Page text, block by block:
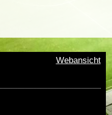
Webansicht